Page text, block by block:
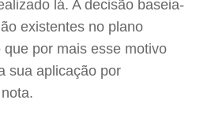
lá. A decisão baseia-
existentes no plano
por mais esse motivo
sua aplicação por